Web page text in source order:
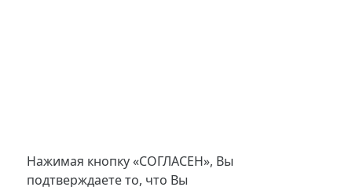
Нажимая кнопку «СОГЛАСЕН», Вы
подтверждаете то, что Вы